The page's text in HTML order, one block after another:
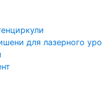
для лазерного